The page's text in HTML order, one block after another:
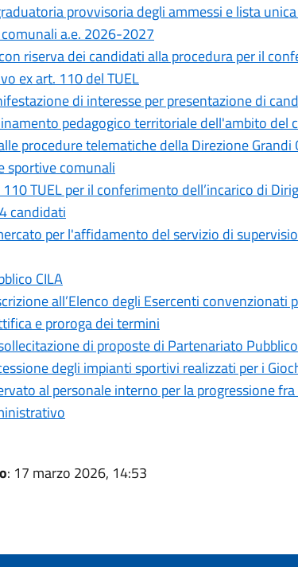
provvisoria degli ammessi e lista
a.e. 2026-2027
riserva dei candidati alla procedura per il
ex art. 110 del TUEL
di interesse per presentazione di
pedagogico territoriale dell'ambito del
procedure telematiche della Direzione Grandi
sportive comunali
TUEL per il conferimento dell’incarico di
candidati
per l'affidamento del servizio di
CILA
all’Elenco degli Esercenti
e proroga dei termini
di proposte di Partenariato
degli impianti sportivi realizzati per i
al personale interno per la progressione
: 17 marzo 2026, 14:53